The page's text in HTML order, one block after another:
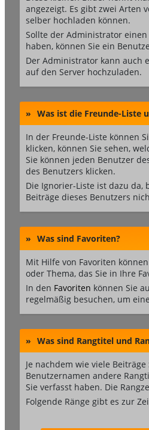
angezeigt. Es gibt zwei Arten
selber hochladen können.
Sollte der Administrator
haben, können Sie ein
Der Administrator kann auch
auf den Server hochzuladen.
» Was ist die Freunde-Liste
In der Freunde-Liste können
klicken, können Sie sehen,
Sie können jeden Benutzer
des Benutzers klicken.
Die Ignorier-Liste ist dazu
Beiträge dieses Benutzers
» Was sind Favoriten?
Mit Hilfe von Favoriten
oder Thema, das Sie in Ihre
In den Favoriten können Sie
regelmäßig besuchen, um
» Was sind Rangtitel und
Je nachdem wie viele
Benutzernamen andere
Sie verfasst haben. Die
Folgende Ränge gibt es zur